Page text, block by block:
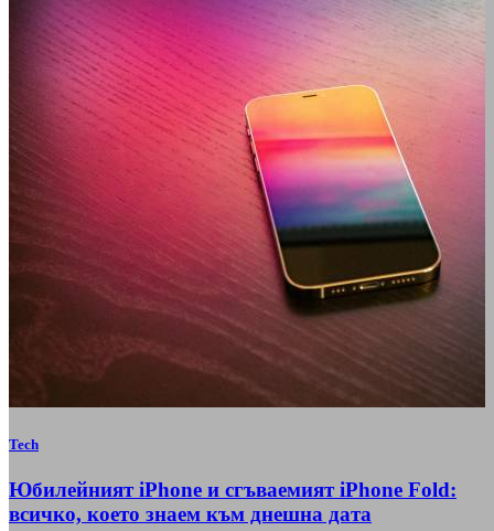
Tech
Юбилейният iPhone и сгъваемият iPhone Fold:
всичко, което знаем към днешна дата